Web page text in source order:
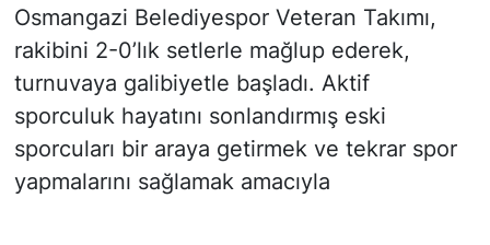
Osmangazi Belediyespor Veteran Takımı,
rakibini 2-0’lık setlerle mağlup ederek,
turnuvaya galibiyetle başladı. Aktif
sporculuk hayatını sonlandırmış eski
sporcuları bir araya getirmek ve tekrar spor
yapmalarını sağlamak amacıyla